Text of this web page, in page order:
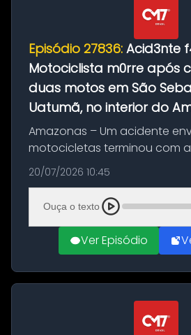
Episódio 27836: Acid3nte
Motociclista m0rre após
duas motos em São
Uatumã, no interior do
Amazonas – Um acidente
motocicletas terminou com a
Figueiredo de Souza, de 38
de São Sebastião do
Amazonas. A colisão ocorreu
20/07/2026 10:45
Ouça o texto
Ver Episódio